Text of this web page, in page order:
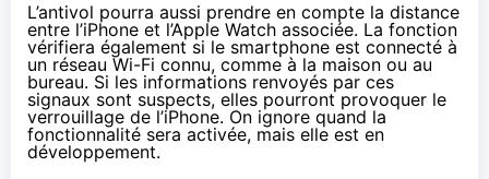
L’antivol pourra aussi prendre en compte la distance
entre l’iPhone et l’Apple Watch associée. La fonction
vérifiera également si le smartphone est connecté à
un réseau Wi-Fi connu, comme à la maison ou au
bureau. Si les informations renvoyés par ces
signaux sont suspects, elles pourront provoquer le
verrouillage de l’iPhone. On ignore quand la
fonctionnalité sera activée, mais elle est en
développement.